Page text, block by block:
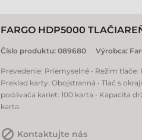
FARGO HDP5000
Číslo produktu: 089680 Výrobca:
Prevedenie: Priemyselné • Režim tlače:
Preklad karty: Obojstranná • Tlač s
podávača kariet: 100 karta • Kapacita
karta
Kontaktujte nás